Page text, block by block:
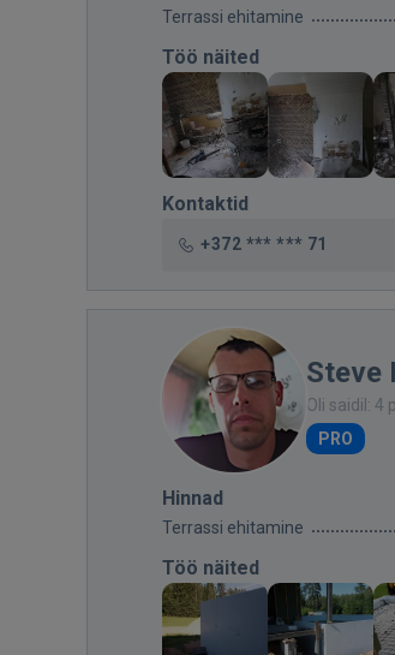
Terrassi ehitamine
Töö näited
Kontaktid
+372 *** *** 71
Steve
Oli saidil: 4
PRO
Hinnad
Terrassi ehitamine
Töö näited